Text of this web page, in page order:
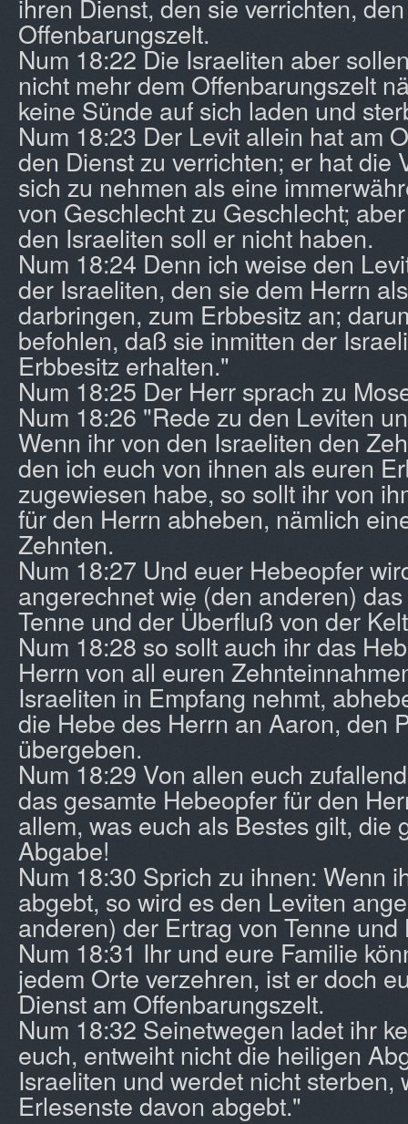
ihren Dienst, den sie verrichten,
Offenbarungszelt.
Num 18:22 Die Israeliten aber
nicht mehr dem Offenbarungszelt
keine Sünde auf sich laden und
Num 18:23 Der Levit allein hat am
den Dienst zu verrichten; er hat die
sich zu nehmen als eine
von Geschlecht zu Geschlecht;
den Israeliten soll er nicht haben.
Num 18:24 Denn ich weise den
der Israeliten, den sie dem Herrn
darbringen, zum Erbbesitz an;
befohlen, daß sie inmitten der
Erbbesitz erhalten."
Num 18:25 Der Herr sprach zu
Num 18:26 "Rede zu den Leviten
Wenn ihr von den Israeliten den
den ich euch von ihnen als euren
zugewiesen habe, so sollt ihr von
für den Herrn abheben, nämlich
Zehnten.
Num 18:27 Und euer Hebeopfer
angerechnet wie (den anderen)
Tenne und der Überfluß von der
Num 18:28 so sollt auch ihr das
Herrn von all euren
Israeliten in Empfang nehmt,
die Hebe des Herrn an Aaron, den
übergeben.
Num 18:29 Von allen euch
das gesamte Hebeopfer für den
allem, was euch als Bestes gilt, die
Abgabe!
Num 18:30 Sprich zu ihnen: Wenn
abgebt, so wird es den Leviten
anderen) der Ertrag von Tenne und
Num 18:31 Ihr und eure Familie
jedem Orte verzehren, ist er doch
Dienst am Offenbarungszelt.
Num 18:32 Seinetwegen ladet ihr
euch, entweiht nicht die heiligen
Israeliten und werdet nicht sterben,
Erlesenste davon abgebt."